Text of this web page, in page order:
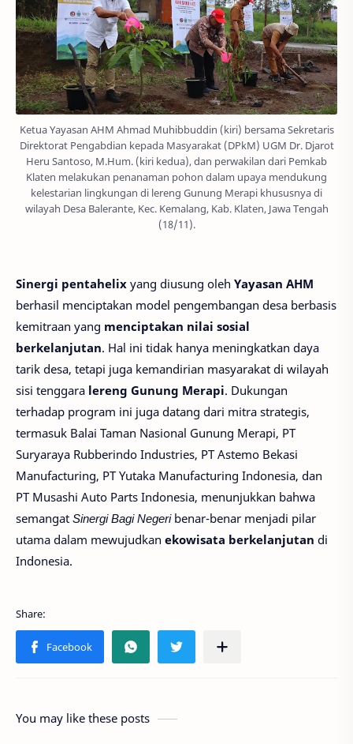
Ketua Yayasan AHM Ahmad Muhibbuddin (kiri) bersama Sekretaris
Direktorat Pengabdian kepada Masyarakat (DPkM) UGM Dr. Djarot
Heru Santoso, M.Hum. (kiri kedua), dan perwakilan dari Pemkab
Klaten melakukan penanaman pohon dalam upaya mendukung
kelestarian lingkungan di lereng Gunung Merapi khususnya di
wilayah Desa Balerante, Kec. Kemalang, Kab. Klaten, Jawa Tengah
(18/11).
Sinergi pentahelix yang diusung oleh Yayasan AHM
berhasil menciptakan model pengembangan desa berbasis
kemitraan yang menciptakan nilai sosial
berkelanjutan. Hal ini tidak hanya meningkatkan daya
tarik desa, tetapi juga kemandirian masyarakat di wilayah
sisi tenggara lereng Gunung Merapi. Dukungan
terhadap program ini juga datang dari mitra strategis,
termasuk Balai Taman Nasional Gunung Merapi, PT
Suryaraya Rubberindo Industries, PT Astemo Bekasi
Manufacturing, PT Yutaka Manufacturing Indonesia, dan
PT Musashi Auto Parts Indonesia, menunjukkan bahwa
semangat Sinergi Bagi Negeribenar-benar menjadi pilar
utama dalam mewujudkan ekowisata berkelanjutan di
Indonesia.
You may like these posts